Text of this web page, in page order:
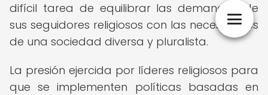
difícil tarea de equilibrar las demandas de
sus seguidores religiosos con las necesidades
de una sociedad diversa y pluralista.
La presión ejercida por líderes religiosos para
que se implementen políticas basadas en